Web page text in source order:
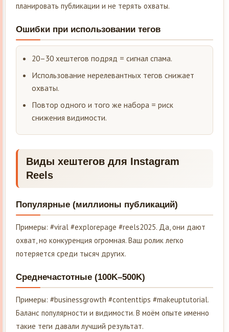
планировать публикации и не терять охваты.
Ошибки при использовании тегов
20–30 хештегов подряд = сигнал спама.
Использование нерелевантных тегов снижает
охваты.
Повтор одного и того же набора = риск
снижения видимости.
Виды хештегов для Instagram
Reels
Популярные (миллионы публикаций)
Примеры: #viral #explorepage #reels2025. Да, они дают
охват, но конкуренция огромная. Ваш ролик легко
потеряется среди тысяч других.
Среднечастотные (100K–500K)
Примеры: #businessgrowth #contenttips #makeuptutorial.
Баланс популярности и видимости. В моём опыте именно
такие теги давали лучший результат.